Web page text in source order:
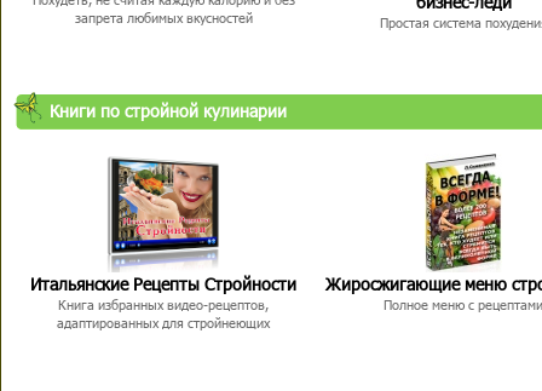
запрета любимых вкусностей
Простая система
Книги по стройной кулинарии
Итальянские Рецепты Стройности
Книга избранных видео-рецептов,
адаптированных для стройнеющих
Жиросжигающие меню
Полное меню с рецептами